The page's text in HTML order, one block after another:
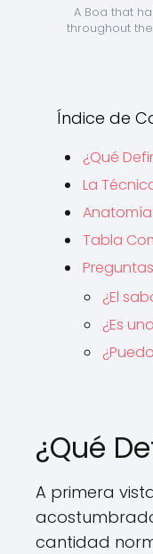
A Boa that
throughout
Índice de
¿Qué
La
Tabla
¿El
¿Es
¿Qué
A primera
cantidad